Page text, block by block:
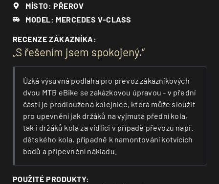
MÍSTO: PŘEROV
MODEL: MERCEDES V-CLASS
RECENZE ZÁKAZNÍKA:
„S řešením jsem spokojený.“
Úzká výsuvná podlaha pro převoz zákazníkových
dvou MTB eBike se zakázkovou úpravou - v přední
části je prodloužená kolejnice, která může sloužit
pro upevnění jak držáků na vyjmutá přední kola,
tak i držáků kola za vidlici v případě převozu např.
dětského kola, případně k namontování kotvících
bodů a připevnění nákladu.
POUŽITÉ PRODUKTY: